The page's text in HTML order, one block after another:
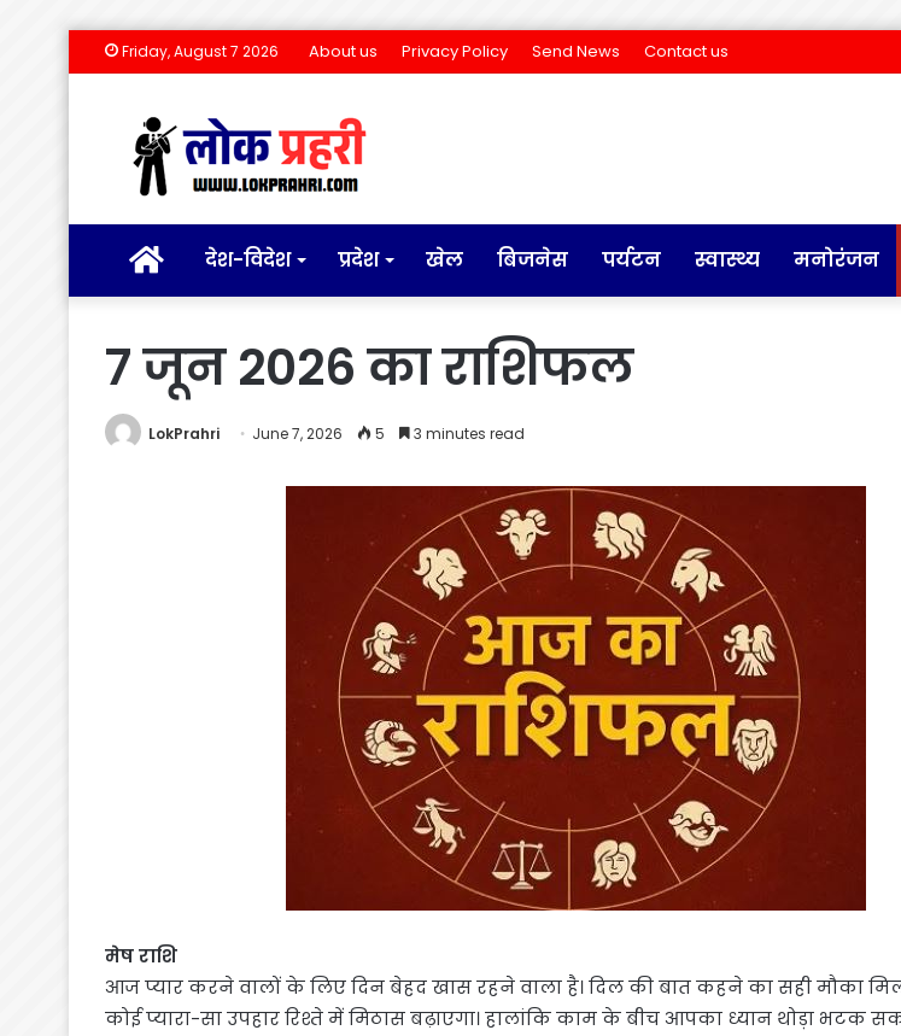
Friday, August 7 2026 About us Privacy Policy Send News Contact us
होम देश-विदेश प्रदेश खेल बिजनेस पर्यटन स्वास्थ्य मनोरंजन
7 जून 2026 का राशिफल
LokPrahri June 7, 2026 5 3 minutes read
मेष राशि
आज प्यार करने वालों के लिए दिन बेहद खास रहने वाला है। दिल की बात कहने का सही मौका
कोई प्यारा-सा उपहार रिश्ते में मिठास बढ़ाएगा। हालांकि काम के बीच आपका ध्यान थोड़ा भटक